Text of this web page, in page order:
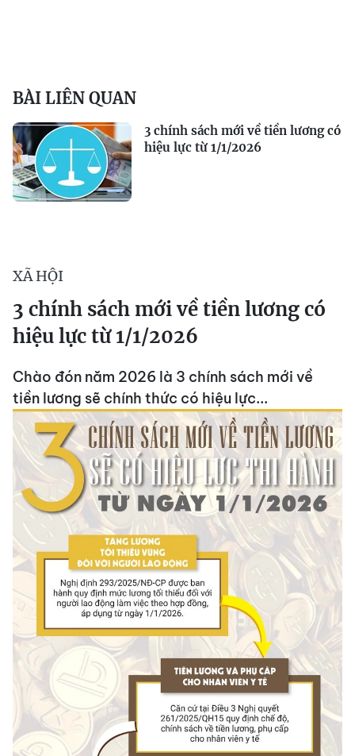
BÀI LIÊN QUAN
3 chính sách mới về tiền lương có
hiệu lực từ 1/1/2026
XÃ HỘI
3 chính sách mới về tiền lương có
hiệu lực từ 1/1/2026
Chào đón năm 2026 là 3 chính sách mới về
tiền lương sẽ chính thức có hiệu lực...